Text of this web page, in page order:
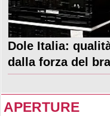
Dole Italia:
dalla forza del
APERTURE